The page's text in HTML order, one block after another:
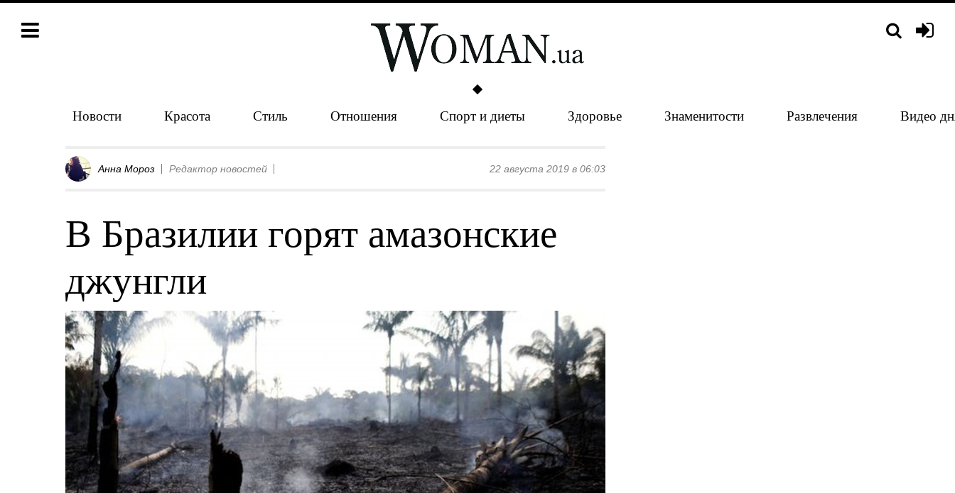
Новости Красота Стиль Отношения Спорт и диеты Здоровье Знаменитости Развлечения Видео
Анна Мороз Редактор новостей 22 августа 2019 в 06:03
В Бразилии горят амазонские
джунгли